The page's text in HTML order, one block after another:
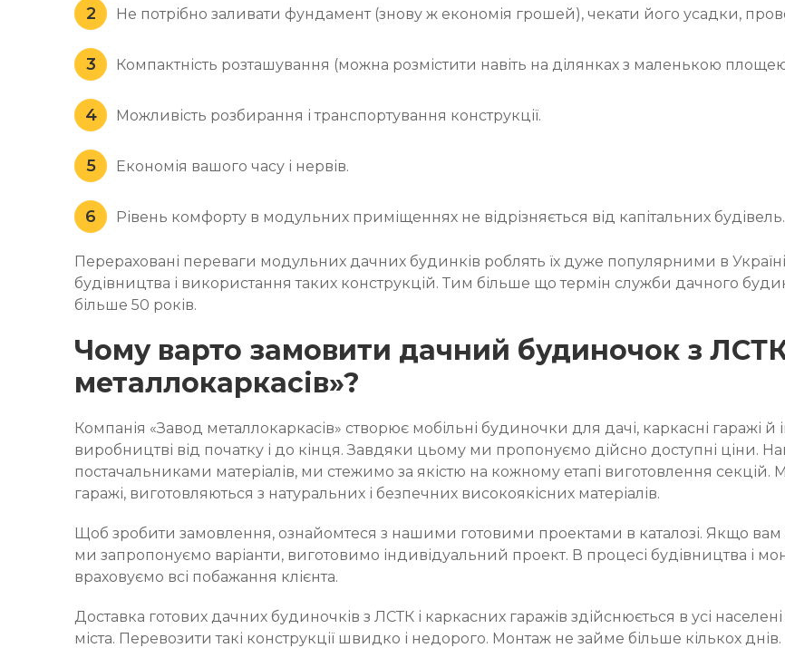
Не потрібно заливати фундамент (знову ж економія грошей), чекати його усадки,
Компактність розташування (можна розмістити навіть на ділянках з маленькою
Можливість розбирання і транспортування конструкції.
Економія вашого часу і нервів.
Рівень комфорту в модульних приміщеннях не відрізняється від капітальних будівель.
Перераховані переваги модульних дачних будинків роблять їх дуже популярними в
будівництва і використання таких конструкцій. Тим більше що термін служби дачного
більше 50 років.
Чому варто замовити дачний будиночок з
металлокаркасів»?
Компанія «Завод металлокаркасів» створює мобільні будиночки для дачі, каркасні гаражі
виробництві від початку і до кінця. Завдяки цьому ми пропонуємо дійсно доступні ціни.
постачальниками матеріалів, ми стежимо за якістю на кожному етапі виготовлення секцій.
гаражі, виготовляються з натуральних і безпечних високоякісних матеріалів.
Щоб зробити замовлення, ознайомтеся з нашими готовими проектами в каталозі. Якщо вам
ми запропонуємо варіанти, виготовимо індивідуальний проект. В процесі будівництва і
враховуємо всі побажання клієнта.
Доставка готових дачних будиночків з ЛСТК і каркасних гаражів здійснюється в усі
міста. Перевозити такі конструкції швидко і недорого. Монтаж не займе більше кількох днів.